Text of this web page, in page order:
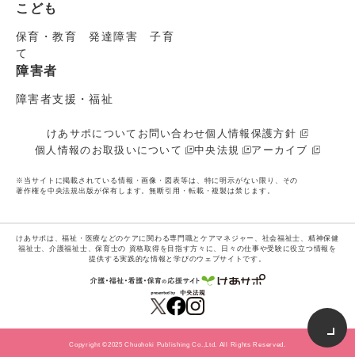
こども
保育・教育 発達障害 子育
て
障害者
障害者支援・福祉
けあサポについて お問い合わせ個人情報保護方針
個人情報のお取扱いについて
中央法規 アーカイブ
※当サイトに掲載されている情報・画像・図表等は、特に明示がない限り、その
著作権を中央法規出版が保有します。無断引用・転載・複製は禁じます。
けあサポは、福祉・医療などのケアに関わる専門職とケアマネジャー、社会福祉士、精神保健
福祉士、介護福祉士、保育士の 資格取得を目指す方々に、日々の仕事や受験に役立つ情報を
提供する実践的な情報と学びのウェブサイトです。
Copyright ©2025 Chuohoki Publishing Co.,Ltd. All Rights Reserved.